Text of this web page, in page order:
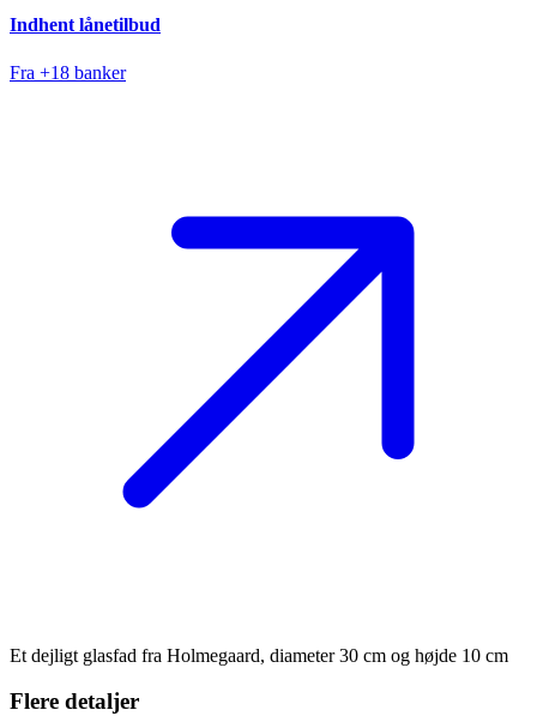
Indhent lånetilbud
Fra +18 banker
Et dejligt glasfad fra Holmegaard, diameter 30 cm og højde 10 cm
Flere detaljer